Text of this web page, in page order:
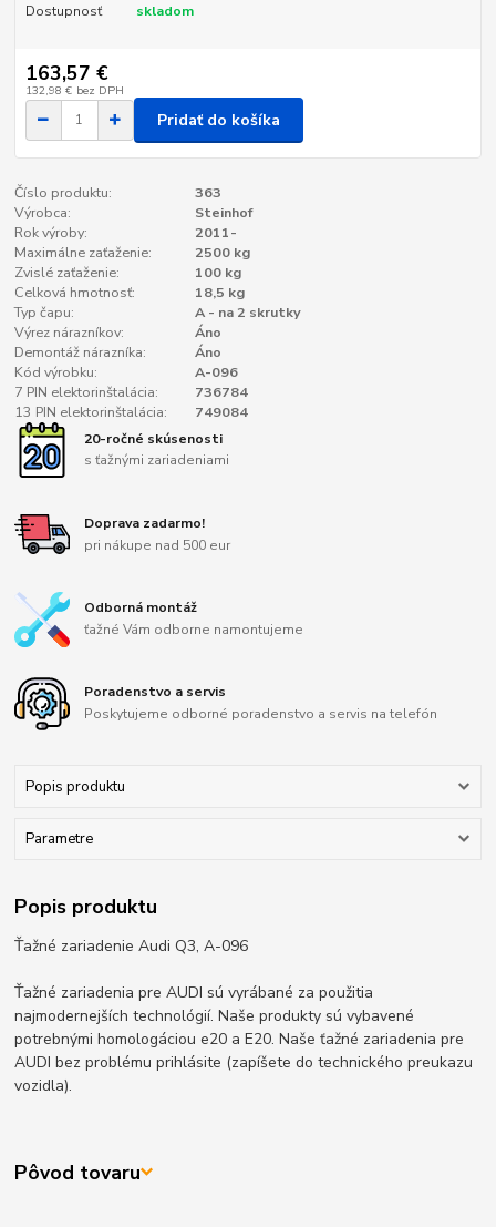
Dostupnosť skladom
163,57 €
132,98 € bez DPH
Pridať do košíka
Číslo produktu:
363
Výrobca:
Steinhof
Rok výroby:
2011-
Maximálne zaťaženie:
2500 kg
Zvislé zaťaženie:
100 kg
Celková hmotnosť:
18,5 kg
Typ čapu:
A - na 2 skrutky
Výrez nárazníkov:
Áno
Demontáž nárazníka:
Áno
Kód výrobku:
A-096
7 PIN elektorinštalácia:
736784
13 PIN elektorinštalácia:
749084
20-ročné skúsenosti
s ťažnými zariadeniami
Doprava zadarmo!
pri nákupe nad 500 eur
Odborná montáž
ťažné Vám odborne namontujeme
Poradenstvo a servis
Poskytujeme odborné poradenstvo a servis na telefón
Popis produktu
Parametre
Popis produktu
Ťažné zariadenie Audi Q3, A-096
Ťažné zariadenia pre AUDI sú vyrábané za použitia
najmodernejších technológií. Naše produkty sú vybavené
potrebnými homologáciou e20 a E20. Naše ťažné zariadenia pre
AUDI bez problému prihlásite (zapíšete do technického preukazu
vozidla).
Pôvod tovaru